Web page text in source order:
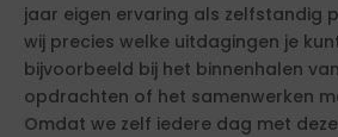
jaar eigen ervaring als zelfstandig
wij precies welke uitdagingen je
bijvoorbeeld bij het binnenhalen
opdrachten of het samenwerken
Omdat we zelf iedere dag met